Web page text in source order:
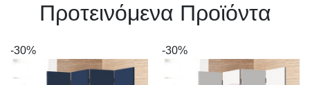
Πρoτεινόμενα Προϊόντα
-30% -30%